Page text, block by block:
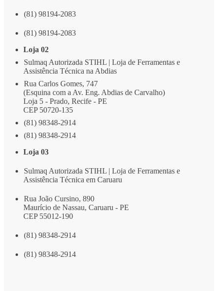
(81) 98194-2083
(81) 98194-2083
Loja 02
Sulmaq Autorizada STIHL | Loja de Ferramentas e
Assistência Técnica na Abdias
Rua Carlos Gomes, 747
(Esquina com a Av. Eng. Abdias de Carvalho)
Loja 5 - Prado, Recife - PE
CEP 50720-135
(81) 98348-2914
(81) 98348-2914
Loja 03
Sulmaq Autorizada STIHL | Loja de Ferramentas e
Assistência Técnica em Caruaru
Rua João Cursino, 890
Maurício de Nassau, Caruaru - PE
CEP 55012-190
(81) 98348-2914
(81) 98348-2914